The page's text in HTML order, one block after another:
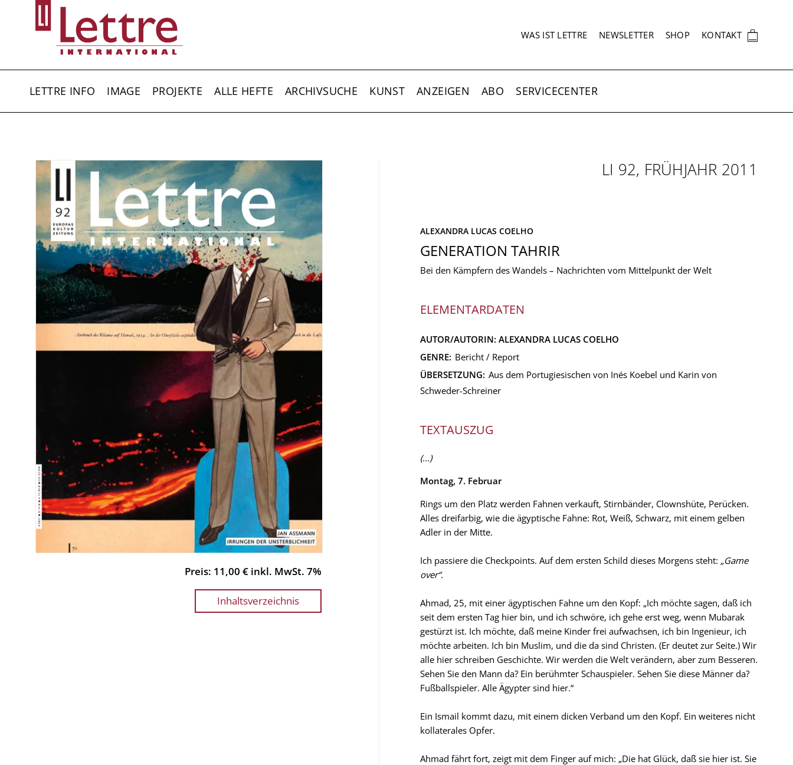
SEKUNDÄRNAVIGATION
WAS IST LETTRE NEWSLETTER SHOP KONTAKT 🛍
LETTRE INFO IMAGE PROJEKTE ALLE HEFTE ARCHIVSUCHE KUNST ANZEIGEN ABO SERVICECENTER
Preis: 11,00 € inkl. MwSt. 7%
Inhaltsverzeichnis
LI 92, FRÜHJAHR 2011
ALEXANDRA LUCAS COELHO
GENERATION TAHRIR
Bei den Kämpfern des Wandels – Nachrichten vom Mittelpunkt der Welt
ELEMENTARDATEN
AUTOR/AUTORIN: ALEXANDRA LUCAS COELHO
GENRE: Bericht / Report
ÜBERSETZUNG: Aus dem Portugiesischen von Inés Koebel und Karin von
Schweder-Schreiner
TEXTAUSZUG
(...)
Montag, 7. Februar
Rings um den Platz werden Fahnen verkauft, Stirnbänder, Clownshüte, Perücken.
Alles dreifarbig, wie die ägyptische Fahne: Rot, Weiß, Schwarz, mit einem gelben
Adler in der Mitte.
Ich passiere die Checkpoints. Auf dem ersten Schild dieses Morgens steht: „Game
over“.
Ahmad, 25, mit einer ägyptischen Fahne um den Kopf: „Ich möchte sagen, daß ich
seit dem ersten Tag hier bin, und ich schwöre, ich gehe erst weg, wenn Mubarak
gestürzt ist. Ich möchte, daß meine Kinder frei aufwachsen, ich bin Ingenieur, ich
möchte arbeiten. Ich bin Muslim, und die da sind Christen. (Er deutet zur Seite.) Wir
alle hier schreiben Geschichte. Wir werden die Welt verändern, aber zum Besseren.
Sehen Sie den Mann da? Ein berühmter Schauspieler. Sehen Sie diese Männer da?
Fußballspieler. Alle Ägypter sind hier.“
Ein Ismail kommt dazu, mit einem dicken Verband um den Kopf. Ein weiteres nicht
kollaterales Opfer.
Ahmad fährt fort, zeigt mit dem Finger auf mich: „Die hat Glück, daß sie hier ist. Sie